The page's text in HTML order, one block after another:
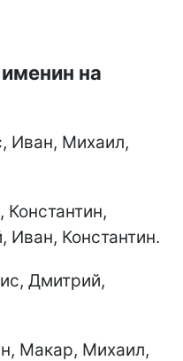
на
Иван, Михаил,
Константин.
Дмитрий,
Макар, Михаил,